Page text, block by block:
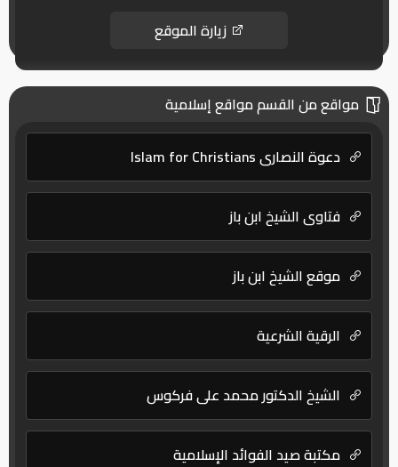
زيارة الموقع
مواقع من القسم مواقع إسلامية
دعوة النصارى Islam for Christians
فتاوى الشيخ ابن باز
موقع الشيخ ابن باز
الرقية الشرعية
الشيخ الدكتور محمد علي فركوس
مكتبة صيد الفوائد الإسلامية